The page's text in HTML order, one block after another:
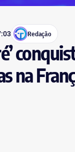
Redação
na